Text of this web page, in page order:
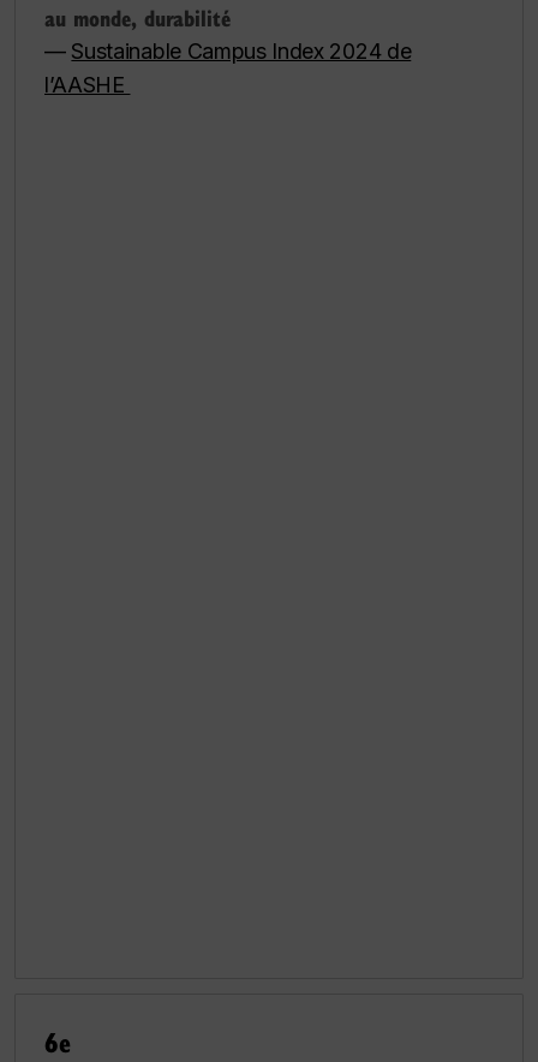
au monde, durabilité
— Sustainable Campus Index 2024 de
l’AASHE
6e